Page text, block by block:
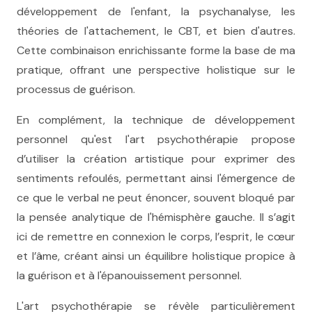
développement de l'enfant, la psychanalyse, les
théories de l'attachement, le CBT, et bien d'autres.
Cette combinaison enrichissante forme la base de ma
pratique, offrant une perspective holistique sur le
processus de guérison.
En complément, la technique de développement
personnel qu'est l'art psychothérapie propose
d’utiliser la création artistique pour exprimer des
sentiments refoulés, permettant ainsi l'émergence de
ce que le verbal ne peut énoncer, souvent bloqué par
la pensée analytique de l'hémisphère gauche. Il s’agit
ici de remettre en connexion le corps, l’esprit, le cœur
et l’âme, créant ainsi un équilibre holistique propice à
la guérison et à l'épanouissement personnel.
L'art psychothérapie se révèle particulièrement